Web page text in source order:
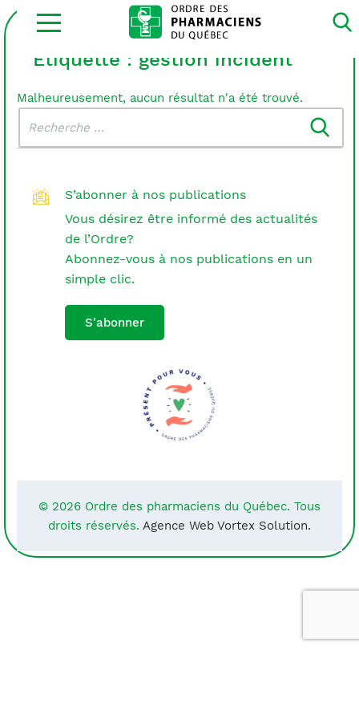
Ouvrir
la
site
Étiquette : gestion incident
Malheureusement, aucun résultat n'a été trouvé.
dans
le
S’abonner à nos publications
Vous désirez être informé des actualités
de l’Ordre?
Abonnez-vous à nos publications en un
simple clic.
S'abonner
© 2026 Ordre des pharmaciens du Québec. Tous
droits réservés. Agence Web Vortex Solution.